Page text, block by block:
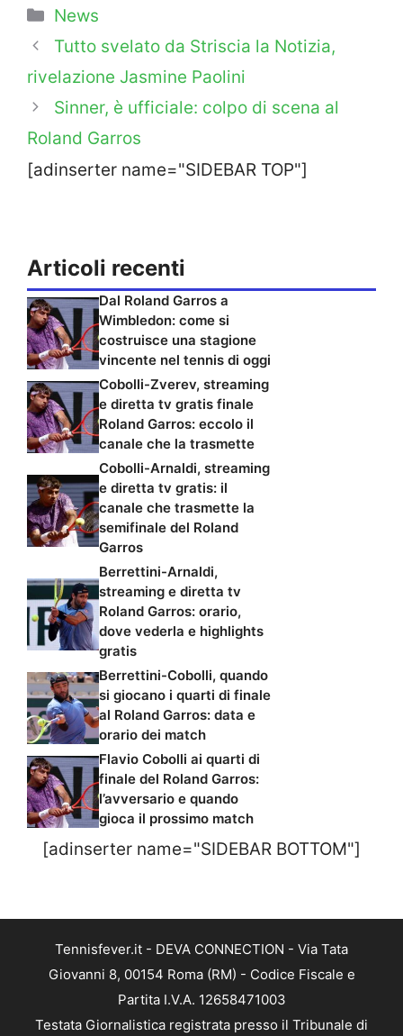
Categorie
News
Tutto svelato da Striscia la Notizia,
rivelazione Jasmine Paolini
Sinner, è ufficiale: colpo di scena al
Roland Garros
[adinserter name="SIDEBAR TOP"]
Articoli recenti
Dal Roland Garros a
Wimbledon: come si
costruisce una stagione
vincente nel tennis di oggi
Cobolli-Zverev, streaming
e diretta tv gratis finale
Roland Garros: eccolo il
canale che la trasmette
Cobolli-Arnaldi, streaming
e diretta tv gratis: il
canale che trasmette la
semifinale del Roland
Garros
Berrettini-Arnaldi,
streaming e diretta tv
Roland Garros: orario,
dove vederla e highlights
gratis
Berrettini-Cobolli, quando
si giocano i quarti di finale
al Roland Garros: data e
orario dei match
Flavio Cobolli ai quarti di
finale del Roland Garros:
l’avversario e quando
gioca il prossimo match
[adinserter name="SIDEBAR BOTTOM"]
Tennisfever.it - DEVA CONNECTION - Via Tata
Giovanni 8, 00154 Roma (RM) - Codice Fiscale e
Partita I.V.A. 12658471003
Testata Giornalistica registrata presso il Tribunale di